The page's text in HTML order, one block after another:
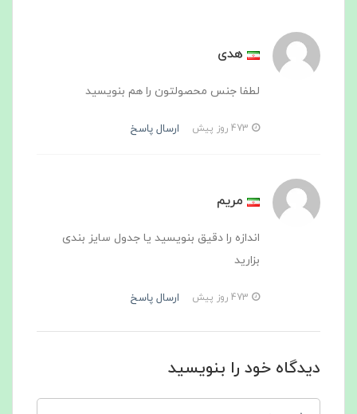
هدی
لطفا جنس محصولتون را هم بنویسید
ارسال پاسخ
مریم
اندازه را دقیق بنویسید یا جدول سایز بندی
بزارید
ارسال پاسخ
دیدگاه خود را بنویسید